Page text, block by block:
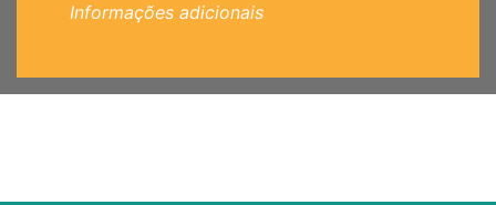
Informações adicionais